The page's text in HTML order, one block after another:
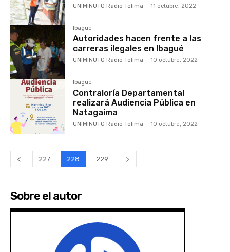
UNIMINUTO Radio Tolima - 11 octubre, 2022
Ibagué
Autoridades hacen frente a las
carreras ilegales en Ibagué
UNIMINUTO Radio Tolima - 10 octubre, 2022
Ibagué
Contraloría Departamental
realizará Audiencia Pública en
Natagaima
UNIMINUTO Radio Tolima - 10 octubre, 2022
227 228 229
Sobre el autor